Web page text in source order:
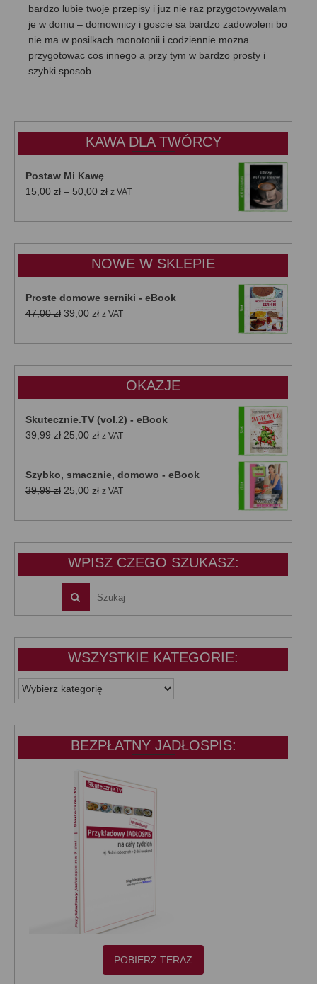
bardzo lubie twoje przepisy i juz nie raz przygotowywalam
je w domu – domownicy i goscie sa bardzo zadowoleni bo
nie ma w posilkach monotonii i codziennie mozna
przygotowac cos innego a przy tym w bardzo prosty i
szybki sposob…
KAWA DLA TWÓRCY
Postaw Mi Kawę
15,00 zł – 50,00 złZakres
od
do
50,00 zł
z VAT
NOWE W SKLEPIE
Proste domowe serniki - eBook
47,00zł Pierwotna
wynosiła:
39,00 złAktualna
wynosi:
z VAT
OKAZJE
Skutecznie.TV (vol.2) - eBook
39,99zł Pierwotna
39,99 zł.
25,00 złAktualna
25,00 zł.
z VAT
Szybko, smacznie, domowo - eBook
39,99zł Pierwotna
wynosiła:
25,00 złAktualna
wynosi:
z VAT
WPISZ CZEGO SZUKASZ:
WSZYSTKIE KATEGORIE:
WSZYSTKIE
KATEGORIE:
BEZPŁATNY JADŁOSPIS:
POBIERZ TERAZ